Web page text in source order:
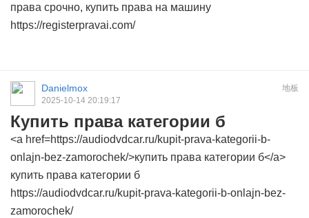
права срочно, купить права на машину
https://registerpravai.com/
地板
Danielmox
2025-10-14 20:19:17
Купить права категории б
<a href=https://audiodvdcar.ru/kupit-prava-kategorii-b-
onlajn-bez-zamorochek/>купить права категории б</a>
купить права категории б
https://audiodvdcar.ru/kupit-prava-kategorii-b-onlajn-bez-
zamorochek/